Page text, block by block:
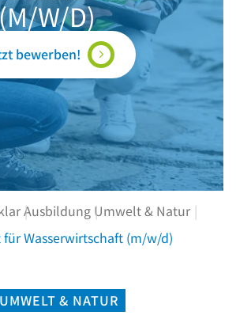
W/D)
bewerben!
Ausbildung Umwelt & Natur
für Wasserwirtschaft (m/w/d)
UMWELT & NATUR